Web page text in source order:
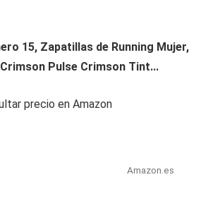
15, Zapatillas de Running Mujer,
Pulse Crimson Tint...
precio en Amazon
Amazon.es